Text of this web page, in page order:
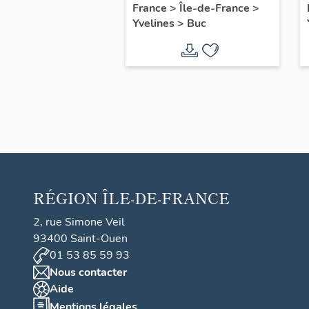
filles, actuellement
annexe de la mairie
France > Île-de-France >
Yvelines> Buc
RÉGION ÎLE-DE-FRANCE
2, rue Simone Veil
93400 Saint-Ouen
01 53 85 59 93
Nous contacter
Aide